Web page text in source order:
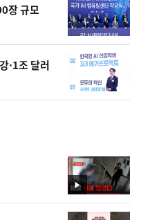
장 규모
·1조 달러
영
상